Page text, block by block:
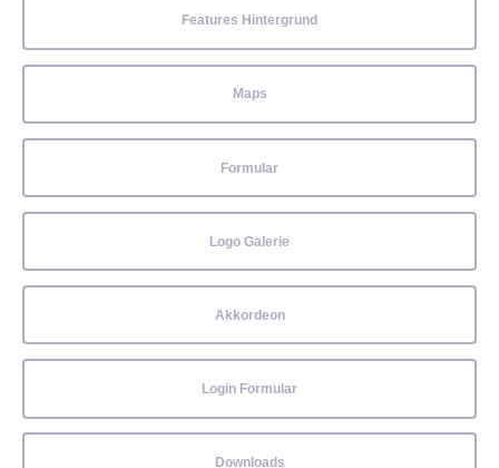
Features Hintergrund
Maps
Formular
Logo Galerie
Akkordeon
Login Formular
Downloads